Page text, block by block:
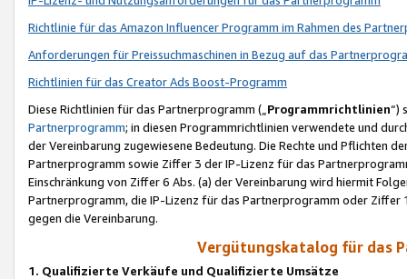
Richtlinie für das Amazon Influencer Programm im Rahmen des
Anforderungen für Preissuchmaschinen in Bezug auf das
Richtlinien für das Creator Ads Boost-Programm
Diese Richtlinien für das Partnerprogramm („Programmrichtlinien“)
Partnerprogramm; in diesen Programmrichtlinien verwendete und
der Vereinbarung zugewiesene Bedeutung. Die Rechte und Pflichten
Partnerprogramm sowie Ziffer 3 der IP-Lizenz für das
Einschränkung von Ziffer 6 Abs. (a) der Vereinbarung wird hiermit
Partnerprogramm, die IP-Lizenz für das Partnerprogramm oder
gegen die Vereinbarung.
Vergütungskatalog für das
1. Qualifizierte Verkäufe und Qualifizierte Umsätze